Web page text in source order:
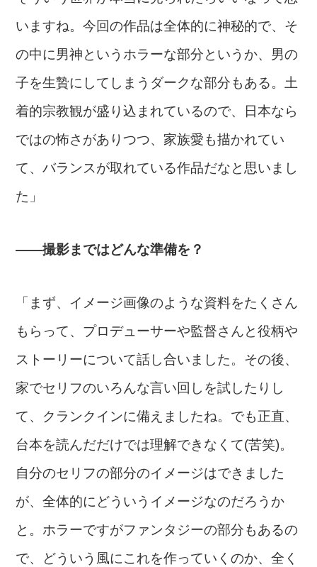
いますね。今回の作品は全体的に神秘的で、そ
の中に男神というホラーな部分というか、男の
子を生贄にしてしまうダークな部分もある。土
着的宗教観が盛り込まれているので、日本なら
ではの怖さがありつつ、家族愛も描かれてい
て、バランスが取れている作品だなと思いまし
た」
――撮影まではどんな準備を？
「まず、イメージ画像のような資料をたくさん
もらって、プロデューサーや監督さんと役柄や
ストーリーについて話し合いました。その後、
家でセリフのいろんな言い回しを試したりし
て、クランクインに備えましたね。でも正直、
台本を読んだだけでは理解できなくて(苦笑)。
自分のセリフの部分のイメージはできました
が、全体的にどういうイメージなのだろうか
と。ホラーですがファンタジーの部分もあるの
で、どういう風にこれを作っていくのか、全く